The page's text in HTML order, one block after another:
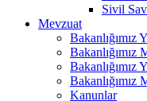
Sivil
Mevzuat
Bakanlığımız
Kanunlar